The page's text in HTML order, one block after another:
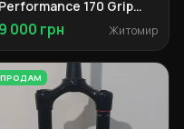
Performance 170 Grip
Boost передня вилка
9 000 грн Житомир
ПРОДАМ